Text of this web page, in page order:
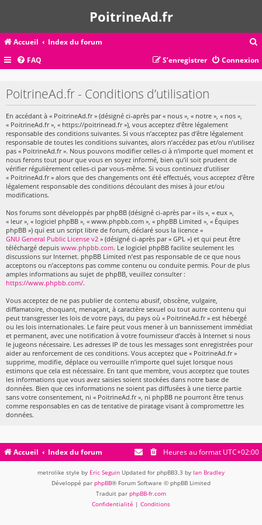
PoitrineAd.fr
Accueil Index du forum
c
FAQ Connexion
S’enregistrer
PoitrineAd.fr - Conditions d’utilisation
En accédant à « PoitrineAd.fr » (désigné ci-après par « nous », « notre », « nos »,
« PoitrineAd.fr », « https://poitrinead.fr »), vous acceptez d’être légalement
responsable des conditions suivantes. Si vous n’acceptez pas d’être légalement
responsable de toutes les conditions suivantes, alors n’accédez pas et/ou n’utilisez
pas « PoitrineAd.fr ». Nous pouvons modifier celles-ci à n’importe quel moment et
nous ferons tout pour que vous en soyez informé, bien qu’il soit prudent de
vérifier régulièrement celles-ci par vous-même. Si vous continuez d’utiliser
« PoitrineAd.fr » alors que des changements ont été effectués, vous acceptez d’être
légalement responsable des conditions découlant des mises à jour et/ou
modifications.
Nos forums sont développés par phpBB (désigné ci-après par « ils », « eux »,
« leur », « logiciel phpBB », « www.phpbb.com », « phpBB Limited », « Équipes
phpBB ») qui est un script libre de forum, déclaré sous la licence «
GNU General Public License v2 » (désigné ci-après par « GPL ») et qui peut être
téléchargé depuis www.phpbb.com. Le logiciel phpBB facilite seulement les
discussions sur Internet. phpBB Limited n’est pas responsable de ce que nous
acceptons ou n’acceptons pas comme contenu ou conduite permis. Pour de plus
amples informations au sujet de phpBB, veuillez consulter :
https://www.phpbb.com/.
Vous acceptez de ne pas publier de contenu abusif, obscène, vulgaire,
diffamatoire, choquant, menaçant, à caractère sexuel ou tout autre contenu qui
peut transgresser les lois de votre pays, du pays où « PoitrineAd.fr » est hébergé
ou les lois internationales. Le faire peut vous mener à un bannissement immédiat
et permanent, avec une notification à votre fournisseur d’accès à Internet si nous
le jugeons nécessaire. Les adresses IP de tous les messages sont enregistrées pour
aider au renforcement de ces conditions. Vous acceptez que « PoitrineAd.fr »
supprime, modifie, déplace ou verrouille n’importe quel sujet lorsque nous
estimons que cela est nécessaire. En tant que membre, vous acceptez que toutes
les informations que vous avez saisies soient stockées dans notre base de
données. Bien que ces informations ne soient pas diffusées à une tierce partie
sans votre consentement, ni « PoitrineAd.fr », ni phpBB ne pourront être tenus
comme responsables en cas de tentative de piratage visant à compromettre les
données.
Accueil Index du forum Heures au format UTC+02:00
metrolike style by Eric Seguin Updated for phpBB3.3 by Ian Bradley
Développé par phpBB® Forum Software © phpBB Limited
Traduit par phpBB-fr.com
Confidentialité | Conditions